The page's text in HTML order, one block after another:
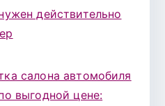
действительно
салона автомобиля
выгодной цене: